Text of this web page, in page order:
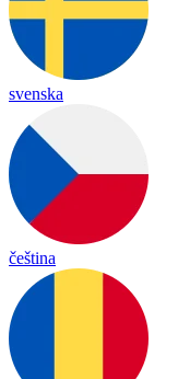
svenska
čeština